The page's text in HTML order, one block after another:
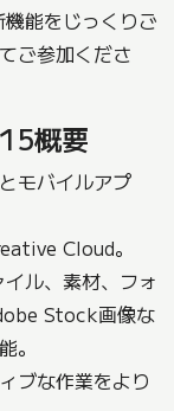
能をじっくりご
ご参加くださ
概要
モバイルアプ
Cloud。
ル、素材、フォ
Stock画像な
。
ブな作業をより